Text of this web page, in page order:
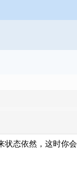
状态依然，这时你会